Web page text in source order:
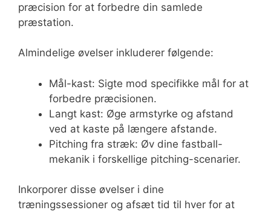
præcision for at forbedre din samlede
præstation.
Almindelige øvelser inkluderer følgende:
Mål-kast: Sigte mod specifikke mål for at
forbedre præcisionen.
Langt kast: Øge armstyrke og afstand
ved at kaste på længere afstande.
Pitching fra stræk: Øv dine fastball-
mekanik i forskellige pitching-scenarier.
Inkorporer disse øvelser i dine
træningssessioner og afsæt tid til hver for at